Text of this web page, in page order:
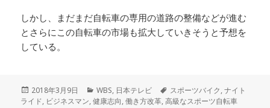
しかし、まだまだ自転車の専用の道路の整備などが進む
とさらにこの自転車の市場も拡大していきそうと予想を
している。
投
稿
2018年3月9日
カ
テ
WBS, 日本テレビ
タ
グ
スポーツバイク,ナイト
ライド, ビジネスマン,健康志向,働き方改革,高級なスポーツ自転車